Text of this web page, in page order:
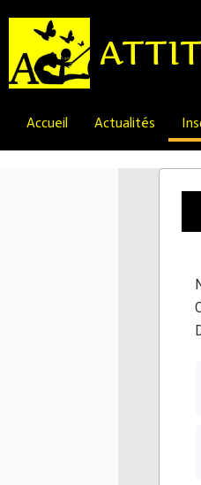
Accueil Actualités